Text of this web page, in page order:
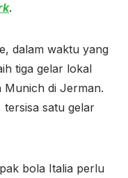
.
dalam waktu yang
tiga gelar lokal
Munich di Jerman.
tersisa satu gelar
bola Italia perlu